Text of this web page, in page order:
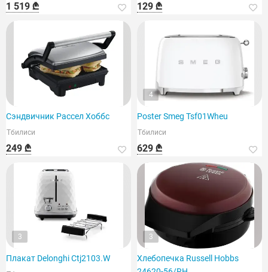
1 519 ₾ 129 ₾
Сэндвичник Рассел Хоббс
Тбилиси
249 ₾
4
Poster Smeg Tsf01Wheu
Тбилиси
629 ₾
3
Плакат Delonghi Ctj2103.W
3
Хлебопечка Russell Hobbs